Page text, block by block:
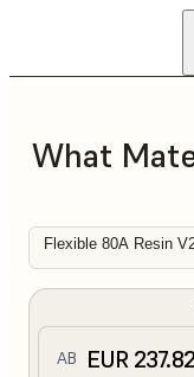
What
Flexible 80A Resin
AB EUR 237.82